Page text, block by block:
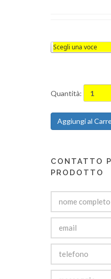
Quantità:
Aggiungi al
CONTATTO
PRODOTTO